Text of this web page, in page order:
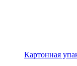
Картонная